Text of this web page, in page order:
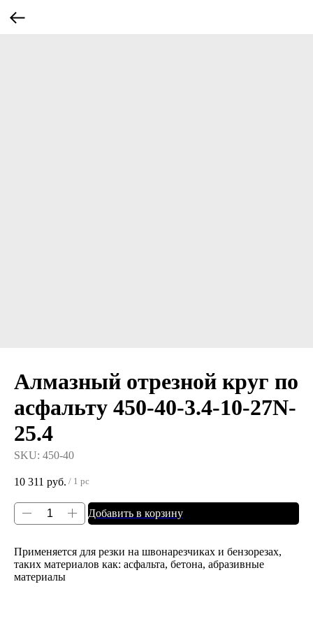
Алмазный отрезной круг по
асфальту 450-40-3.4-10-27N-
25.4
SKU: 450-40
10 311 руб. / 1 pc
Добавить в корзину
Применяется для резки на швонарезчиках и бензорезах,
таких материалов как: асфальта, бетона, абразивные
материалы